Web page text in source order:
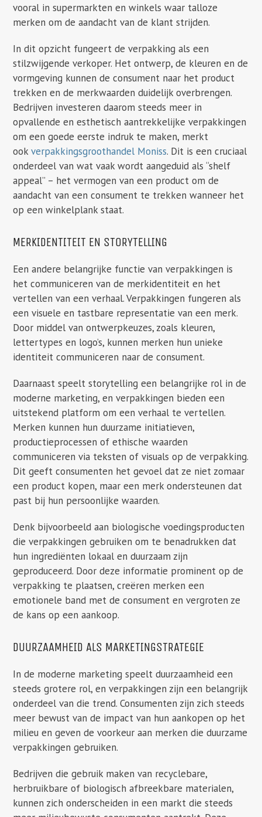
vooral in supermarkten en winkels waar talloze
merken om de aandacht van de klant strijden.
In dit opzicht fungeert de verpakking als een
stilzwijgende verkoper. Het ontwerp, de kleuren en de
vormgeving kunnen de consument naar het product
trekken en de merkwaarden duidelijk overbrengen.
Bedrijven investeren daarom steeds meer in
opvallende en esthetisch aantrekkelijke verpakkingen
om een goede eerste indruk te maken, merkt
ookverpakkingsgroothandel Moniss. Dit is een cruciaal
onderdeel van wat vaak wordt aangeduid als “shelf
appeal” – het vermogen van een product om de
aandacht van een consument te trekken wanneer het
op een winkelplank staat.
MERKIDENTITEIT EN STORYTELLING
Een andere belangrijke functie van verpakkingen is
het communiceren van de merkidentiteit en het
vertellen van een verhaal. Verpakkingen fungeren als
een visuele en tastbare representatie van een merk.
Door middel van ontwerpkeuzes, zoals kleuren,
lettertypes en logo’s, kunnen merken hun unieke
identiteit communiceren naar de consument.
Daarnaast speelt storytelling een belangrijke rol in de
moderne marketing, en verpakkingen bieden een
uitstekend platform om een verhaal te vertellen.
Merken kunnen hun duurzame initiatieven,
productieprocessen of ethische waarden
communiceren via teksten of visuals op de verpakking.
Dit geeft consumenten het gevoel dat ze niet zomaar
een product kopen, maar een merk ondersteunen dat
past bij hun persoonlijke waarden.
Denk bijvoorbeeld aan biologische voedingsproducten
die verpakkingen gebruiken om te benadrukken dat
hun ingrediënten lokaal en duurzaam zijn
geproduceerd. Door deze informatie prominent op de
verpakking te plaatsen, creëren merken een
emotionele band met de consument en vergroten ze
de kans op een aankoop.
DUURZAAMHEID ALS MARKETINGSTRATEGIE
In de moderne marketing speelt duurzaamheid een
steeds grotere rol, en verpakkingen zijn een belangrijk
onderdeel van die trend. Consumenten zijn zich steeds
meer bewust van de impact van hun aankopen op het
milieu en geven de voorkeur aan merken die duurzame
verpakkingen gebruiken.
Bedrijven die gebruik maken van recyclebare,
herbruikbare of biologisch afbreekbare materialen,
kunnen zich onderscheiden in een markt die steeds